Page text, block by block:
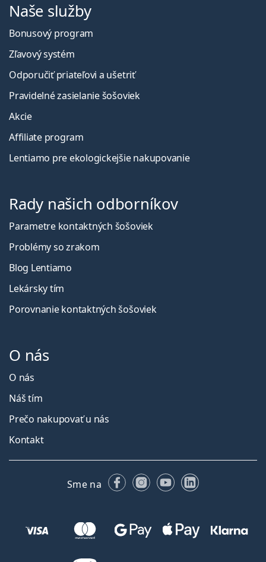
Naše služby
Bonusový program
Zľavový systém
Odporučiť priateľovi a ušetriť
Pravidelné zasielanie šošoviek
Akcie
Affiliate program
Lentiamo pre ekologickejšie nakupovanie
Rady našich odborníkov
Parametre kontaktných šošoviek
Problémy so zrakom
Blog Lentiamo
Lekársky tím
Porovnanie kontaktných šošoviek
O nás
O nás
Náš tím
Prečo nakupovať u nás
Kontakt
Sme na FacebookuInstagrame
YouTubeLinkedIn